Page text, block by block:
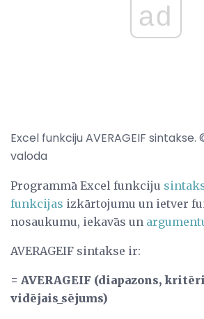
ad
Excel funkciju AVERAGEIF
valoda
Programmā Excel funkciju
funkcijas izkārtojumu un ietver
nosaukumu, iekavās un
AVERAGEIF sintakse ir:
= AVERAGEIF (diapazons,
vidējais_sējums)